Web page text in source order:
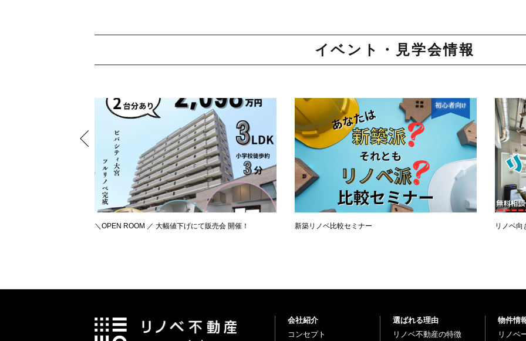
イベント・見学会情報
＼OPEN ROOM ／ 大幅値下げにて販売会 開催！ 新築リノベ比較セミナー リノベ向
会社紹介
コンセプト
選ばれる理由
リノベ不動産の特徴
物件情
リノベ